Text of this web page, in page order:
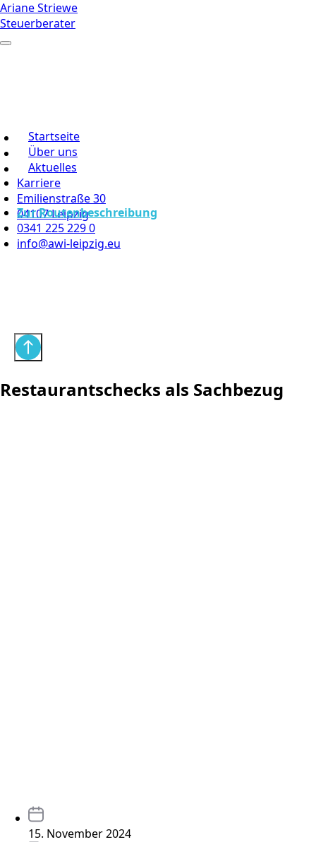
Ariane Striewe
Steuerberater
Startseite
Über uns
Aktuelles
Karriere
Emilienstraße 30
04107 Leipzig
Zur Routenbeschreibung
0341 225 229 0
info@awi-leipzig.eu
Restaurantschecks als Sachbezug
15. November 2024